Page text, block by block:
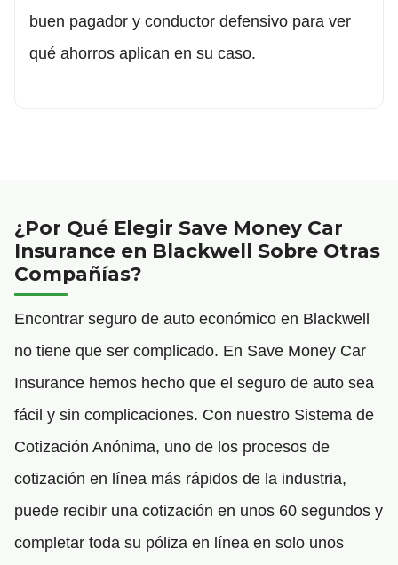
buen pagador y conductor defensivo para ver
qué ahorros aplican en su caso.
¿Por Qué Elegir Save Money Car
Insurance en Blackwell Sobre Otras
Compañías?
Encontrar seguro de auto económico en Blackwell
no tiene que ser complicado. En Save Money Car
Insurance hemos hecho que el seguro de auto sea
fácil y sin complicaciones. Con nuestro Sistema de
Cotización Anónima, uno de los procesos de
cotización en línea más rápidos de la industria,
puede recibir una cotización en unos 60 segundos y
completar toda su póliza en línea en solo unos